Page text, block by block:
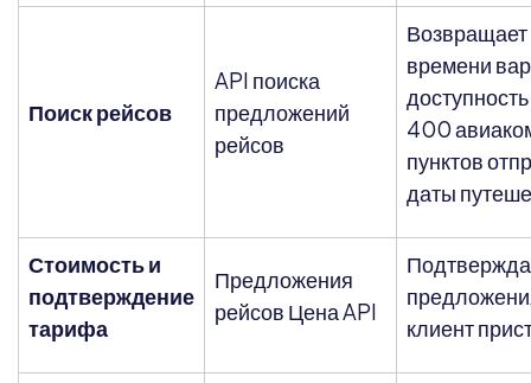
Поиск рейсов
API поиска
предложений
рейсов
времени
400
пунктов
даты
Стоимость и
подтверждение
тарифа
Предложения
рейсов Цена API
клиент